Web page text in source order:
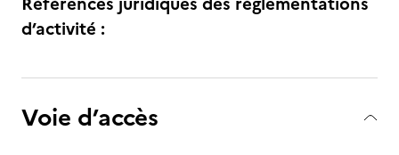
d’activité :
Voie d’accès